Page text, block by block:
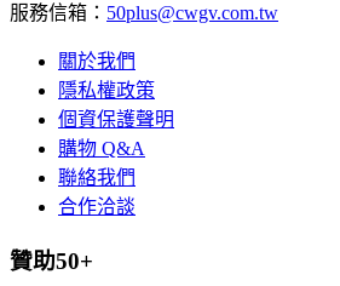
服務信箱： 50plus@cwgv.com.tw
關於我們
隱私權政策
個資保護聲明
購物 Q&A
聯絡我們
合作洽談
贊助50+